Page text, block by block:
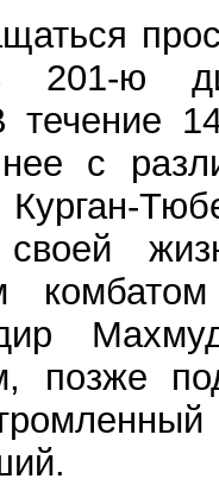
ю
течение
с
Курган-
своей
позже